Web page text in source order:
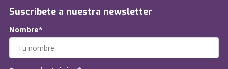
Suscríbete a nuestra newsletter
Nombre*